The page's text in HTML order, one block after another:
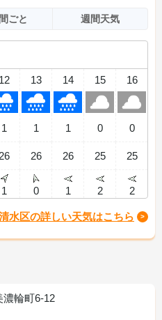
ごと 週間天気
12
1
26
1
13
1
26
0
14
1
26
1
15
0
25
2
16
0
25
2
水区の詳しい天気はこちら
濃輪町6-12